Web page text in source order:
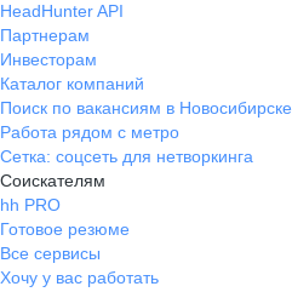
HeadHunter API
Партнерам
Инвесторам
Каталог компаний
Поиск по вакансиям в Новосибирске
Работа рядом с метро
Сетка: соцсеть для нетворкинга
Соискателям
hh PRO
Готовое резюме
Все сервисы
Хочу у вас работать